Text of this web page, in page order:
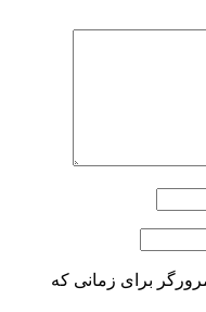
برای زمانی که